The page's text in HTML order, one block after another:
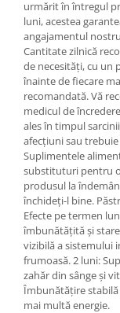
urmărit în întregul
luni, acestea
angajamentul
Cantitate zilnică
de necesități, cu un
înainte de fiecare
recomandată. Vă
medicul de
ales în timpul
afecțiuni sau
Suplimentele
substituturi pentru
produsul la
închideți-l bine.
Efecte pe termen
îmbunătățită și
vizibilă a sistemului
frumoasă. 2 luni:
zahăr din sânge și
Îmbunătățire stabilă
mai multă energie.